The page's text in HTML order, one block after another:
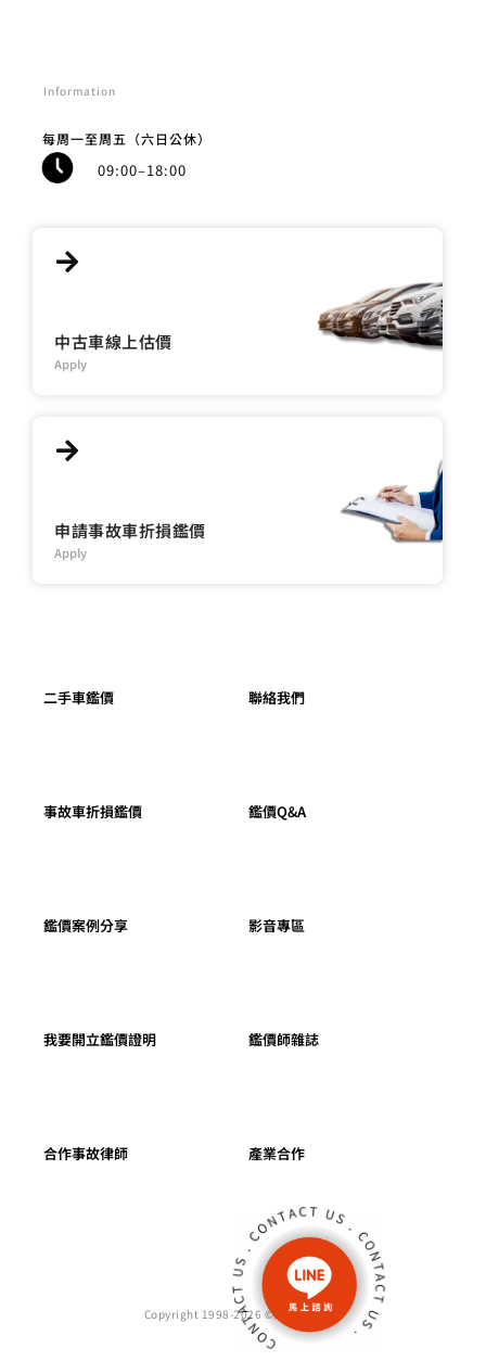
中古車線上估價
Apply
申請事故車折損鑑價
Apply
二手車鑑價
事故車折損鑑價
鑑價案例分享
我要開立鑑價證明
合作事故律師
聯絡我們
鑑價Q&A
影音專區
鑑價師雜誌
產業合作
Information
每周一至周五（六日公休）
09:00–18:00
Copyright 1998-2026 ©鑑價師雜誌社